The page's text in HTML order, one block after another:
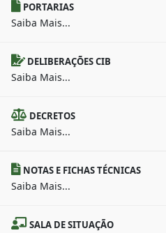
PORTARIAS
Saiba Mais...
DELIBERAÇÕES CIB
Saiba Mais...
DECRETOS
Saiba Mais...
NOTAS E FICHAS TÉCNICAS
Saiba Mais...
SALA DE SITUAÇÃO